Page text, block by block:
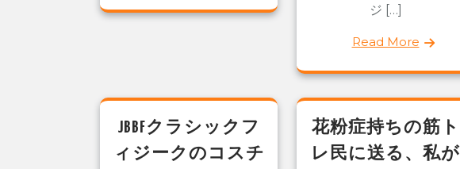
ジ […]
Read More
JBBFクラシックフ
ィジークのコスチ
花粉症持ちの筋ト
レ民に送る、私が